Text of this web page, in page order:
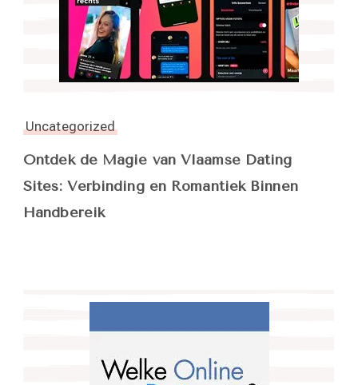
Uncategorized
Ontdek de Magie van Vlaamse Dating
Sites: Verbinding en Romantiek Binnen
Handbereik